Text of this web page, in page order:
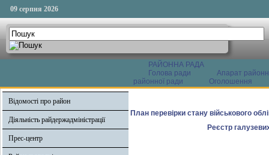
09 серпня 2026
РАЙОННА РАДА
Голова ради
Апарат
районної ради
Оголошення
Відомості про район
Діяльність райдержадміністрації
Прес-центр
План перевірки стану військового
Реєстр